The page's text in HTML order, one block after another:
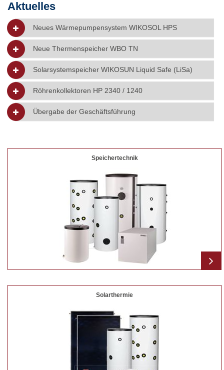
Aktuelles
Neues Wärmepumpensystem WIKOSOL HPS
Neue Thermenspeicher WBO TN
Solarsystemspeicher WIKOSUN Liquid Safe (LiSa)
Röhrenkollektoren HP 2340 / 1240
Übergabe der Geschäftsführung
Speichertechnik
Solarthermie